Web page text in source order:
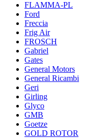
FLAMMA-PL
Ford
Freccia
Frig Air
FROSCH
Gabriel
Gates
General Motors
General Ricambi
Geri
Girling
Glyco
GMB
Goetze
GOLD ROTOR